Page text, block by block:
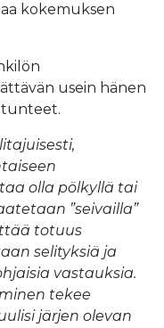
kokemuksen
usein hänen
tunteet.
olla pölkyllä tai
”seivailla”
totuus
selityksiä ja
vastauksia.
tekee
järjen olevan